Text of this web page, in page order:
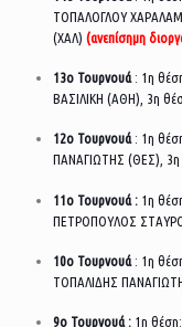
ΤΟΠΑΛΟΓΛΟΥ
(ΧΑΛ) (ανεπίσημη
13ο Τουρνουά: 1η
ΒΑΣΙΛΙΚΗ (ΑΘΗ), 3η
12ο Τουρνουά: 1η
ΠΑΝΑΓΙΩΤΗΣ (ΘΕΣ),
11ο Τουρνουά : 1η
ΠΕΤΡΟΠΟΥΛΟΣ
10ο Τουρνουά: 1η
ΤΟΠΑΛΙΔΗΣ
9ο Τουρνουά : 1η